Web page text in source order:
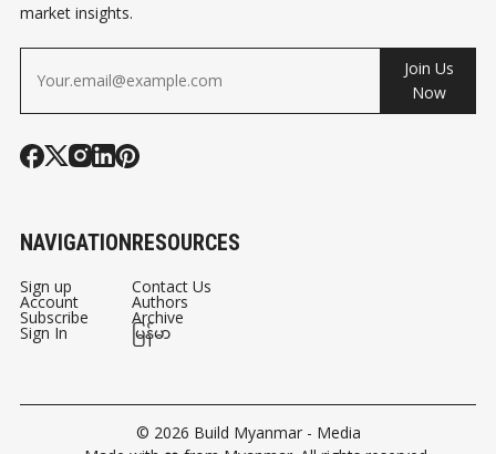
market insights.
Join Us
Now
NAVIGATION
Sign up
Account
Subscribe
Sign In
RESOURCES
Contact Us
Authors
Archive
မြန်မာ
© 2026 Build Myanmar - Media